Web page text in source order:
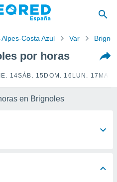
Costa Azul Var
por horas
14SÁB. 15 DOM. 16 LUN. 17
en Brignoles